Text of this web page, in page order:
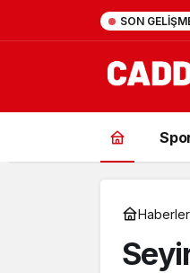
SON
Haberler